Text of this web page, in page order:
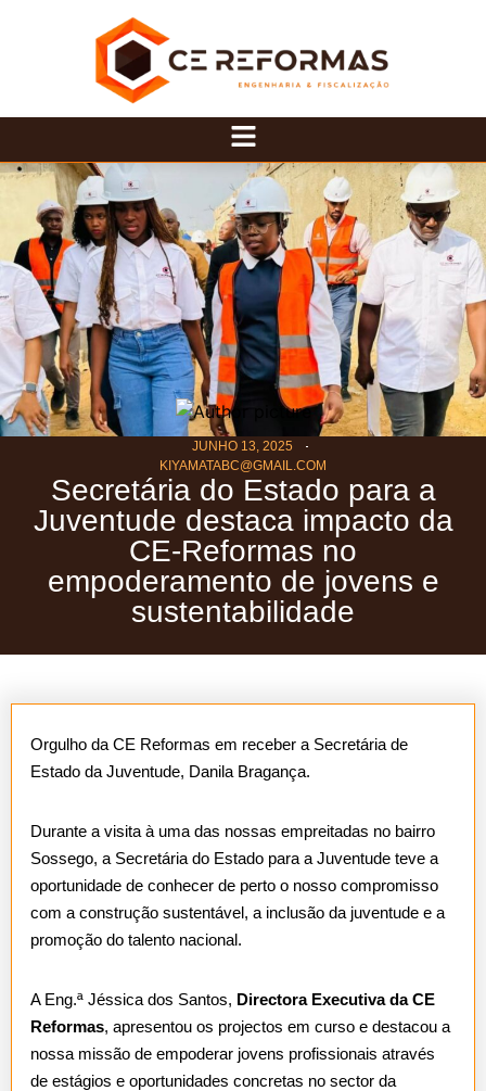
JUNHO 13, 2025
KIYAMATABC@GMAIL.COM
Secretária do Estado para a
Juventude destaca impacto da
CE-Reformas no
empoderamento de jovens e
sustentabilidade
Orgulho da CE Reformas em receber a Secretária de
Estado da Juventude, Danila Bragança.
Durante a visita à uma das nossas empreitadas no bairro
Sossego, a Secretária do Estado para a Juventude teve a
oportunidade de conhecer de perto o nosso compromisso
com a construção sustentável, a inclusão da juventude e a
promoção do talento nacional.
A Eng.ª Jéssica dos Santos, Directora Executiva da CE
Reformas, apresentou os projectos em curso e destacou a
nossa missão de empoderar jovens profissionais através
de estágios e oportunidades concretas no sector da